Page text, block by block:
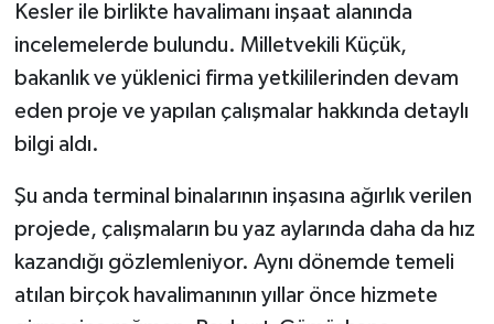
Kesler ile birlikte havalimanı inşaat alanında
incelemelerde bulundu. Milletvekili Küçük,
bakanlık ve yüklenici firma yetkililerinden devam
eden proje ve yapılan çalışmalar hakkında detaylı
bilgi aldı.
Şu anda terminal binalarının inşasına ağırlık verilen
projede, çalışmaların bu yaz aylarında daha da hız
kazandığı gözlemleniyor. Aynı dönemde temeli
atılan birçok havalimanının yıllar önce hizmete